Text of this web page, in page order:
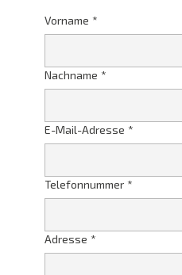
Vorname *
Nachname *
E-Mail-Adresse *
Telefonnummer *
Adresse *